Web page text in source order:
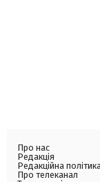
Про нас
Редакція
Редакційна
Про телеканал